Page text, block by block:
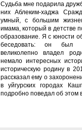
Судьба мне подарила
них Аблеким-хаджа
умный, с большим
имама, который в детстве
образование. Я с юности
беседовать: он был
великолепно владел
немало интересных
историческую родину в
рассказал ему о
в уйгурских городах
подробно поведал об этом